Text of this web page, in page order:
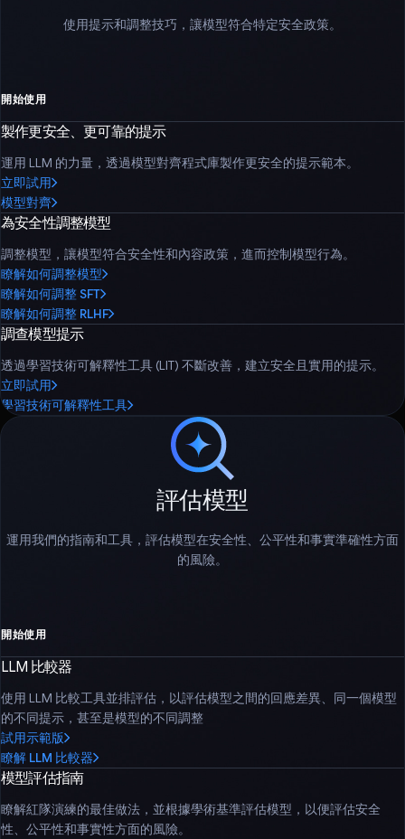
使用提示和調整技巧，讓模型符合特定安全政策。
開始使用
製作更安全、更可靠的提示
運用 LLM 的力量，透過模型對齊程式庫製作更安全的提示範本。
立即試用
模型對齊
為安全性調整模型
調整模型，讓模型符合安全性和內容政策，進而控制模型行為。
瞭解如何調整模型
瞭解如何調整 SFT
瞭解如何調整 RLHF
調查模型提示
透過學習技術可解釋性工具 (LIT) 不斷改善，建立安全且實用的提示。
立即試用
學習技術可解釋性工具
評估模型
運用我們的指南和工具，評估模型在安全性、公平性和事實準確性方面
的風險。
開始使用
LLM 比較器
使用 LLM 比較工具並排評估，以評估模型之間的回應差異、同一個模型
的不同提示，甚至是模型的不同調整
試用示範版
瞭解 LLM 比較器
模型評估指南
瞭解紅隊演練的最佳做法，並根據學術基準評估模型，以便評估安全
性、公平性和事實性方面的風險。